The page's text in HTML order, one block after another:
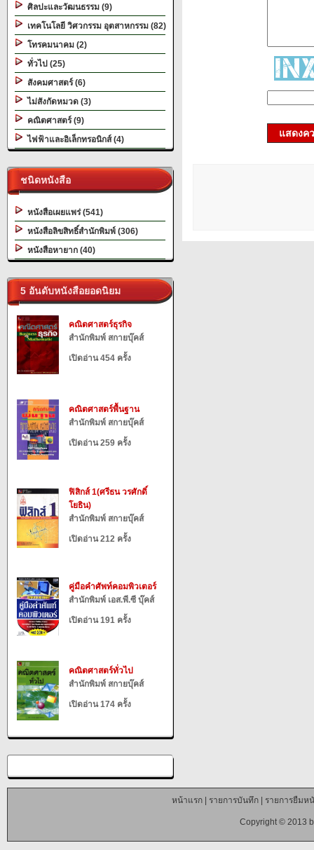
ศิลปะและวัฒนธรรม (9)
เทคโนโลยี วิศวกรรม อุตสาหกรรม (82)
โทรคมนาคม (2)
ทั่วไป (25)
สังคมศาสตร์ (6)
ไม่สังกัดหมวด (3)
คณิตศาสตร์ (9)
ไฟฟ้าและอิเล็กทรอนิกส์ (4)
ชนิดหนังสือ
หนังสือเผยแพร่ (541)
หนังสือลิขสิทธิ์สำนักพิมพ์ (306)
หนังสือหายาก (40)
5 อันดับหนังสือยอดนิยม
คณิตศาสตร์ธุรกิจ
สำนักพิมพ์ สกายบุ๊คส์
เปิดอ่าน 454 ครั้ง
คณิตศาสตร์พื้นฐาน
สำนักพิมพ์ สกายบุ๊คส์
เปิดอ่าน 259 ครั้ง
ฟิสิกส์ 1(ศรีธน วรศักดิ์
โยธิน)
สำนักพิมพ์ สกายบุ๊คส์
เปิดอ่าน 212 ครั้ง
คู่มือคำศัพท์คอมพิวเตอร์
สำนักพิมพ์ เอส.พี.ซี บุ๊คส์
เปิดอ่าน 191 ครั้ง
คณิตศาสตร์ทั่วไป
สำนักพิมพ์ สกายบุ๊คส์
เปิดอ่าน 174 ครั้ง
แสดงค
หน้าแรก| รายการบันทึก| รายการยืมห
Copyright © 2013